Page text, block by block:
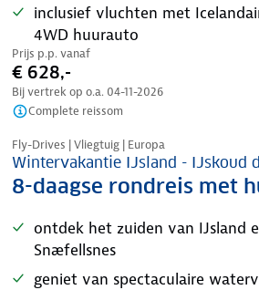
inclusief vluchten met
4WD huurauto
Prijs p.p. vanaf
€ 628,-
Bij vertrek op o.a. 04-11-2026
Complete reissom
Nazomer korting
Fly-Drives | Vliegtuig | Europa
Wintervakantie IJsland - IJskoud
8-daagse rondreis met
ontdek het zuiden van IJsland
Snæfellsnes
geniet van spectaculaire